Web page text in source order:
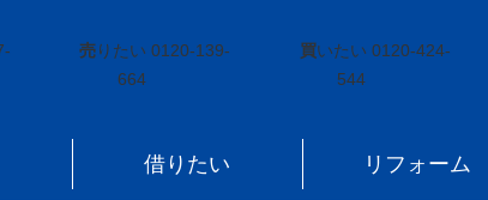
売りたい 0120-139-
664
買いたい 0120-424-
544
借りたい リフォーム